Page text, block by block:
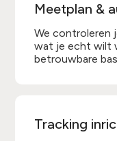
Meetplan &
We controleren
wat je echt wilt
betrouwbare
Tracking